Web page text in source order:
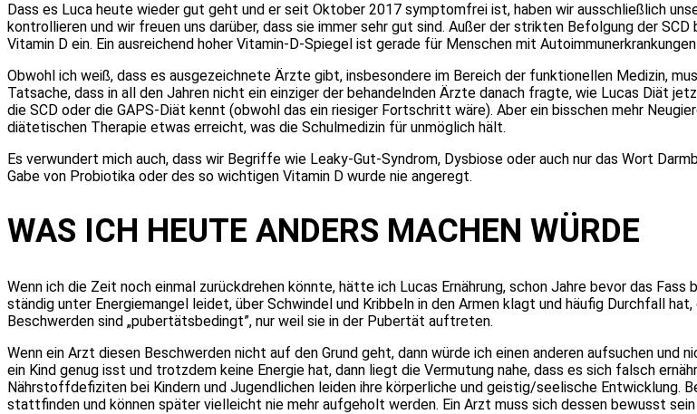
Dass es Luca heute wieder gut geht und er seit Oktober 2017 symptomfrei ist, haben wir ausschließlich
kontrollieren und wir freuen uns darüber, dass sie immer sehr gut sind. Außer der strikten Befolgung der
Vitamin D ein. Ein ausreichend hoher Vitamin-D-Spiegel ist gerade für Menschen mit
Obwohl ich weiß, dass es ausgezeichnete Ärzte gibt, insbesondere im Bereich der funktionellen Medizin,
Tatsache, dass in all den Jahren nicht ein einziger der behandelnden Ärzte danach fragte, wie Lucas Diät
die SCD oder die GAPS-Diät kennt (obwohl das ein riesiger Fortschritt wäre). Aber ein bisschen mehr
diätetischen Therapie etwas erreicht, was die Schulmedizin für unmöglich hält.
Es verwundert mich auch, dass wir Begriffe wie Leaky-Gut-Syndrom, Dysbiose oder auch nur das Wort
Gabe von Probiotika oder des so wichtigen Vitamin D wurde nie angeregt.
WAS ICH HEUTE ANDERS MACHEN WÜRDE
Wenn ich die Zeit noch einmal zurückdrehen könnte, hätte ich Lucas Ernährung, schon Jahre bevor das
ständig unter Energiemangel leidet, über Schwindel und Kribbeln in den Armen klagt und häufig Durchfall
Beschwerden sind „pubertätsbedingt”, nur weil sie in der Pubertät auftreten.
Wenn ein Arzt diesen Beschwerden nicht auf den Grund geht, dann würde ich einen anderen aufsuchen
ein Kind genug isst und trotzdem keine Energie hat, dann liegt die Vermutung nahe, dass es sich falsch
Nährstoffdefiziten bei Kindern und Jugendlichen leiden ihre körperliche und geistig/seelische
stattfinden und können später vielleicht nie mehr aufgeholt werden. Ein Arzt muss sich dessen bewusst